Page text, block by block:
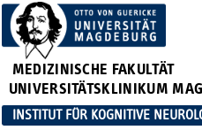
MEDIZINISCHE FAKULTÄT
UNIVERSITÄTSKLINIKUM
INSTITUT FÜR KOGNITIVE